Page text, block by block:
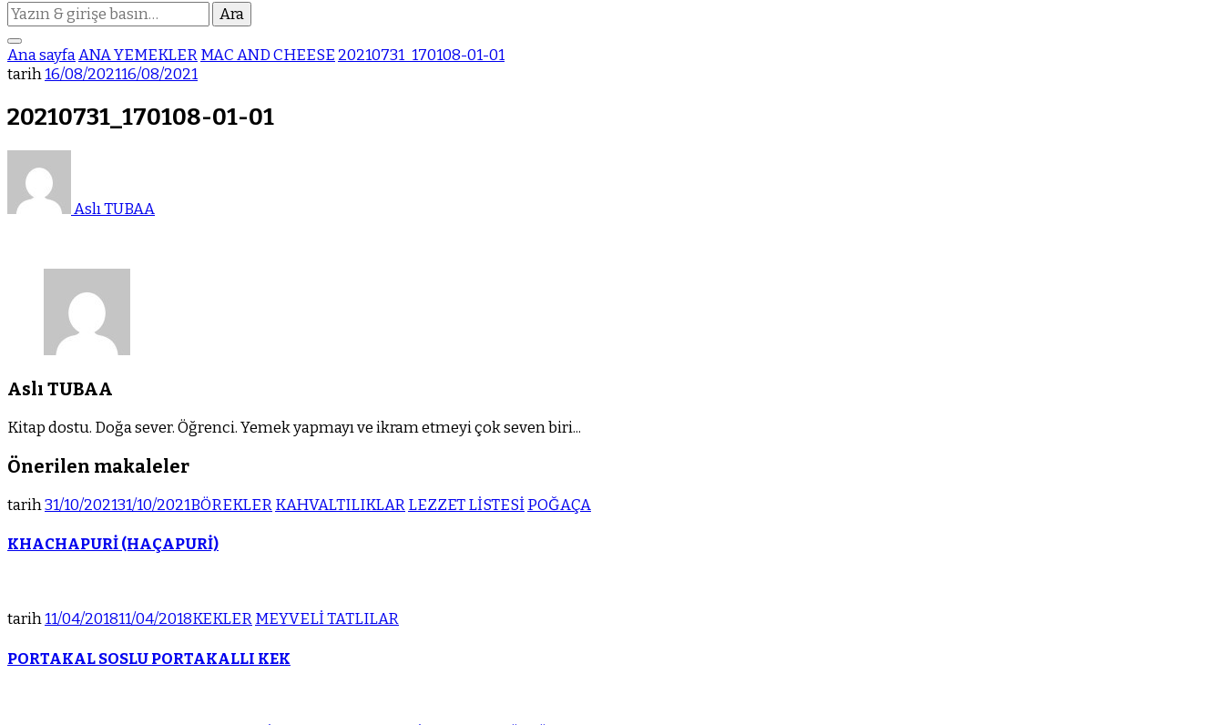
Bir
şey
mi
arıyorsunuz?
Ana sayfaANA YEMEKLERMAC AND CHEESE 20210731_170108-01-01
tarih16/08/202116/08/2021
20210731_170108-01-01
Aslı TUBAA
Aslı TUBAA
Kitap dostu. Doğa sever. Öğrenci. Yemek yapmayı ve ikram etmeyi çok seven biri...
Önerilen makaleler
tarih31/10/202131/10/2021BÖREKLERKAHVALTILIKLARLEZZET LİSTESİPOĞAÇA
KHACHAPURİ (HAÇAPURİ)
tarih11/04/201811/04/2018KEKLERMEYVELİ TATLILAR
PORTAKAL SOSLU PORTAKALLI KEK